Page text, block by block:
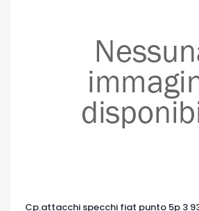
Cp.attacchi specchi fiat punto 5p 3